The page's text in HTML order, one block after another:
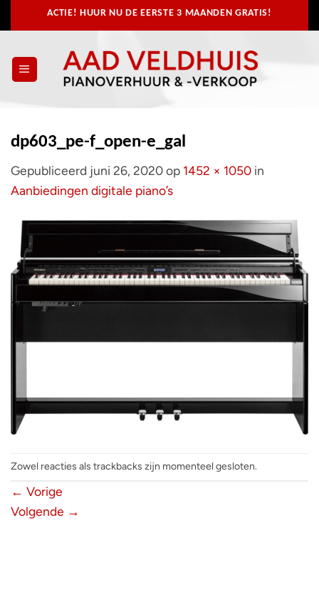
naar
ACTIE! HUUR NU DE EERSTE 3 MAANDEN GRATIS!
dp603_pe-f_open-e_gal
Gepubliceerd juni 26, 2020op 1452 × 1050 in
Aanbiedingen digitale piano’s
Zowel reacties als trackbacks zijn momenteel gesloten.
← Vorige
Volgende →